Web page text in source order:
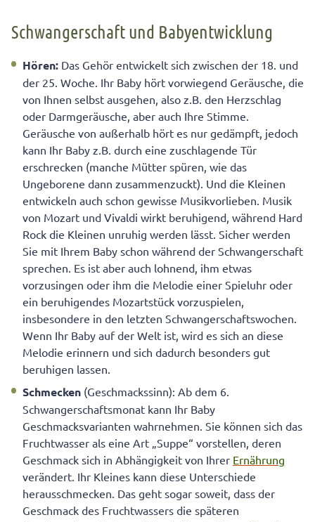
Gefühle während der Schwangerschaft
Schwangerschaft und Babyentwicklung
Hören: Das Gehör entwickelt sich zwischen der 18. und
der 25. Woche. Ihr Baby hört vorwiegend Geräusche, die
von Ihnen selbst ausgehen, also z.B. den Herzschlag
oder Darmgeräusche, aber auch Ihre Stimme.
Geräusche von außerhalb hört es nur gedämpft, jedoch
kann Ihr Baby z.B. durch eine zuschlagende Tür
erschrecken (manche Mütter spüren, wie das
Ungeborene dann zusammenzuckt). Und die Kleinen
entwickeln auch schon gewisse Musikvorlieben. Musik
von Mozart und Vivaldi wirkt beruhigend, während Hard
Rock die Kleinen unruhig werden lässt. Sicher werden
Sie mit Ihrem Baby schon während der Schwangerschaft
sprechen. Es ist aber auch lohnend, ihm etwas
vorzusingen oder ihm die Melodie einer Spieluhr oder
ein beruhigendes Mozartstück vorzuspielen,
insbesondere in den letzten Schwangerschaftswochen.
Wenn Ihr Baby auf der Welt ist, wird es sich an diese
Melodie erinnern und sich dadurch besonders gut
beruhigen lassen.
Schmecken (Geschmackssinn): Ab dem 6.
Schwangerschaftsmonat kann Ihr Baby
Geschmacksvarianten wahrnehmen. Sie können sich das
Fruchtwasser als eine Art „Suppe“ vorstellen, deren
Geschmack sich in Abhängigkeit von Ihrer Ernährung
verändert. Ihr Kleines kann diese Unterschiede
herausschmecken. Das geht sogar soweit, dass der
Geschmack des Fruchtwassers die späteren